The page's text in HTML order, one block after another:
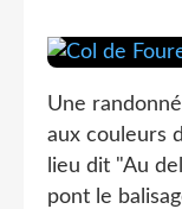
Une
aux couleurs
lieu dit "Au
pont le